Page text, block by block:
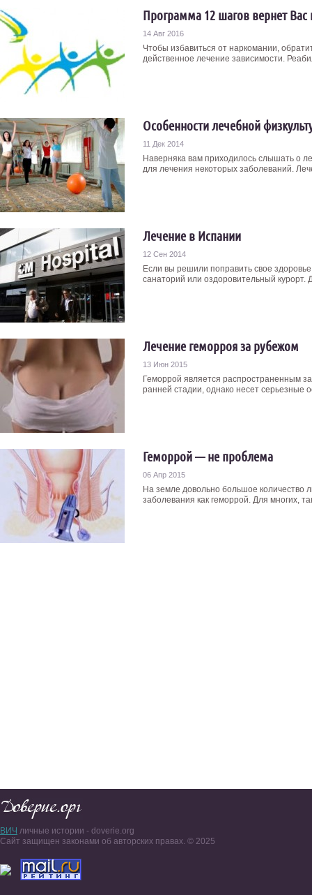
Программа 12 шагов вернет Вас
14 Авг 2016
Чтобы избавиться от наркомании,
действенное лечение зависимости.
Особенности лечебной
11 Дек 2014
Наверняка вам приходилось слышать о
для лечения некоторых заболеваний.
Лечение в Испании
12 Сен 2014
Если вы решили поправить свое
санаторий или оздоровительный курорт.
Лечение геморроя за рубежом
13 Июн 2015
Геморрой является распространенным
ранней стадии, однако несет серьезные
Геморрой — не проблема
06 Апр 2015
На земле довольно большое количество
заболевания как геморрой. Для многих,
ВИЧ личные истории - doverie.org
Сайт защищен законами об авторских правах. © 2025